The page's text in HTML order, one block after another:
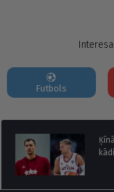
Futbols
Par mums
Seko